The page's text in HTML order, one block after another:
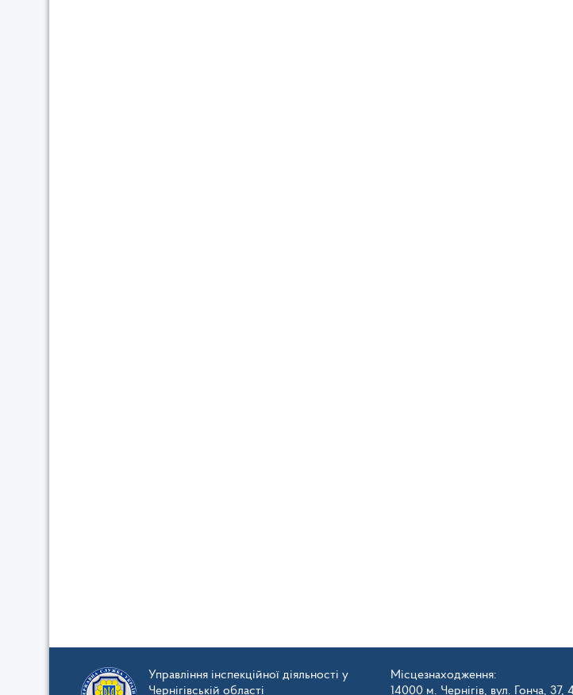
Управління інспекційної діяльності у
Чернігівській області
Місцезнаходження:
14000 м. Чернігів, вул. Гонча, 37,